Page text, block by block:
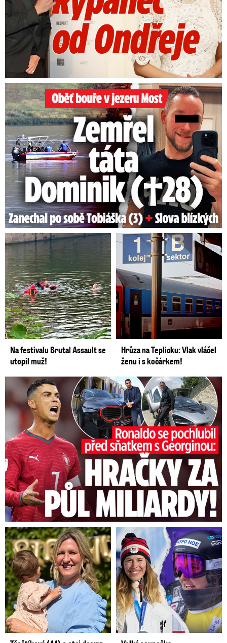
Oběť bouře v jezeru Most: Zemřel táta Dominik (†28)
Na festivalu Brutal Assault se
utopil muž!
Hrůza na Teplicku: Vlak vláčel
ženu i s kočárkem!
Ronaldo se pochlubil před sňatkem: Hračky za půl miliardy!